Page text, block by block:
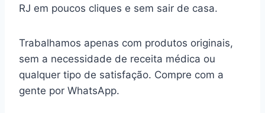
RJ em poucos cliques e sem sair de casa.
Trabalhamos apenas com produtos originais,
sem a necessidade de receita médica ou
qualquer tipo de satisfação. Compre com a
gente por WhatsApp.